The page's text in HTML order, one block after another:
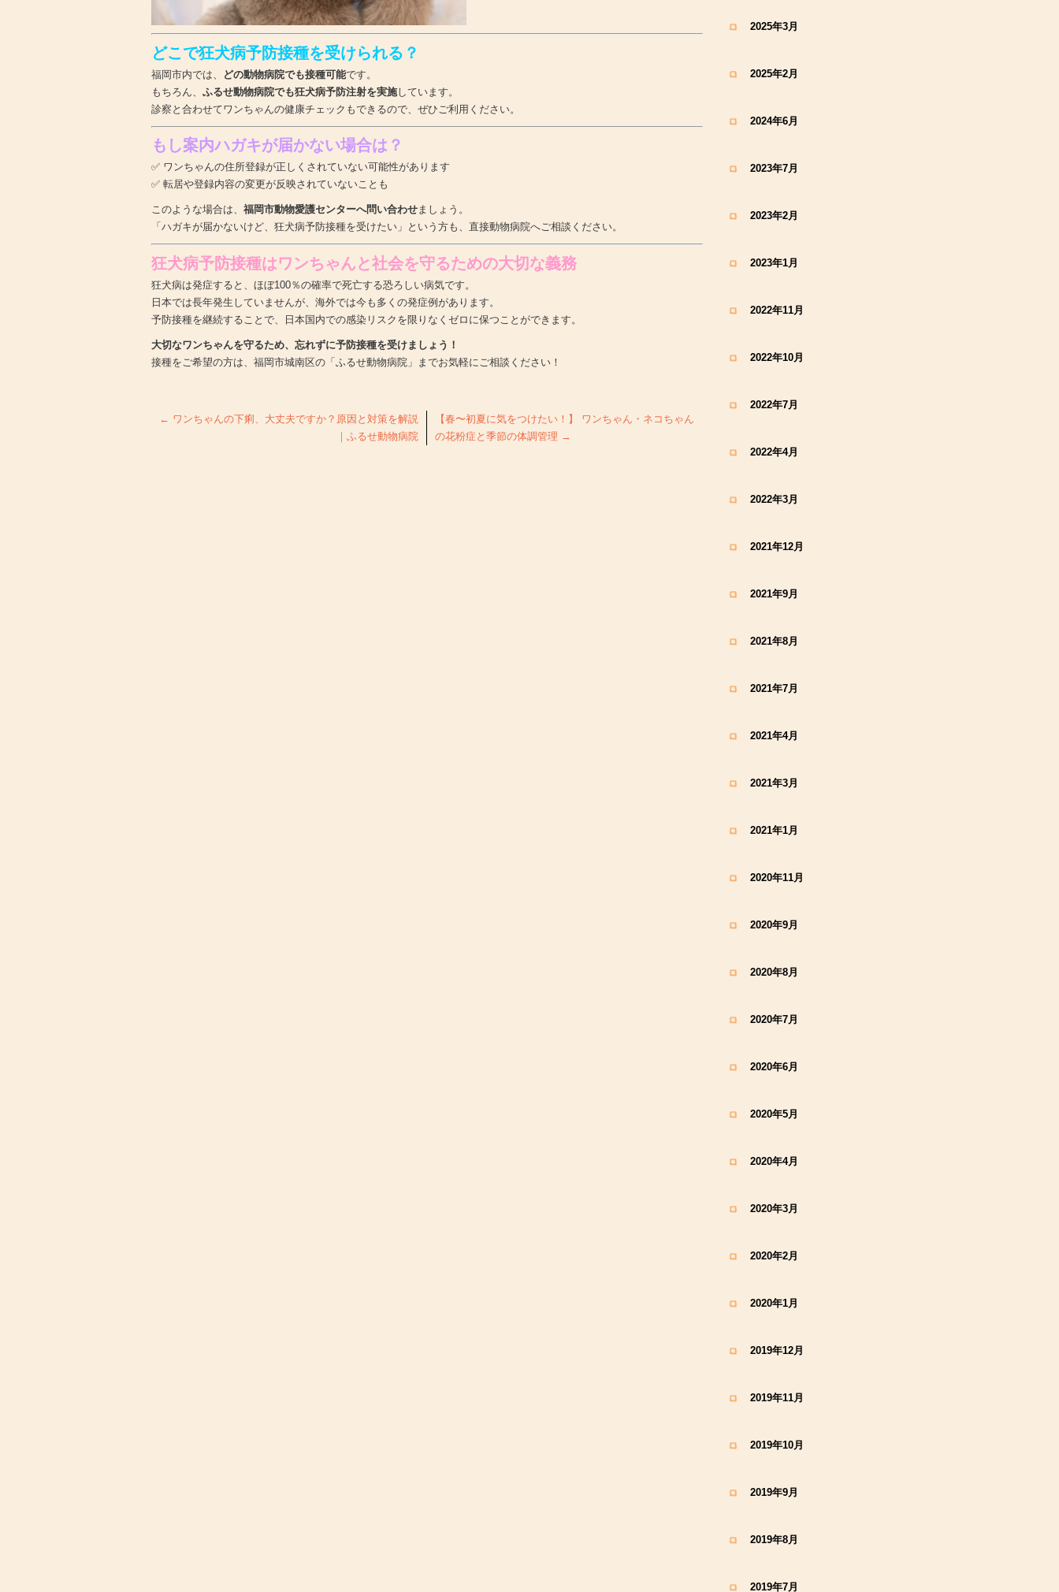
どこで狂犬病予防接種を受けられる？
福岡市内では、 どの動物病院でも接種可能です。
もちろん、 ふるせ動物病院でも狂犬病予防注射を実施しています。
診察と合わせてワンちゃんの健康チェックもできるので、ぜひご利用ください。
もし案内ハガキが届かない場合は？
✅ ワンちゃんの住所登録が正しくされていない可能性があります
✅ 転居や登録内容の変更が反映されていないことも
このような場合は、 福岡市動物愛護センターへ問い合わせましょう。
「ハガキが届かないけど、狂犬病予防接種を受けたい」という方も、直接動物病院へご相談ください。
狂犬病予防接種はワンちゃんと社会を守るための大切な義務
狂犬病は発症すると、ほぼ100％の確率で死亡する恐ろしい病気です。
日本では長年発生していませんが、海外では今も多くの発症例があります。
予防接種を継続することで、日本国内での感染リスクを限りなくゼロに保つことができます。
大切なワンちゃんを守るため、忘れずに予防接種を受けましょう！
接種をご希望の方は、福岡市城南区の「ふるせ動物病院」までお気軽にご相談ください！
← ワンちゃんの下痢、大丈夫ですか？原因と対策を解説
｜ふるせ動物病院
【春〜初夏に気をつけたい！】 ワンちゃん・ネコちゃん
の花粉症と季節の体調管理 →
2025年3月
2025年2月
2024年6月
2023年7月
2023年2月
2023年1月
2022年11月
2022年10月
2022年7月
2022年4月
2022年3月
2021年12月
2021年9月
2021年8月
2021年7月
2021年4月
2021年3月
2021年1月
2020年11月
2020年9月
2020年8月
2020年7月
2020年6月
2020年5月
2020年4月
2020年3月
2020年2月
2020年1月
2019年12月
2019年11月
2019年10月
2019年9月
2019年8月
2019年7月